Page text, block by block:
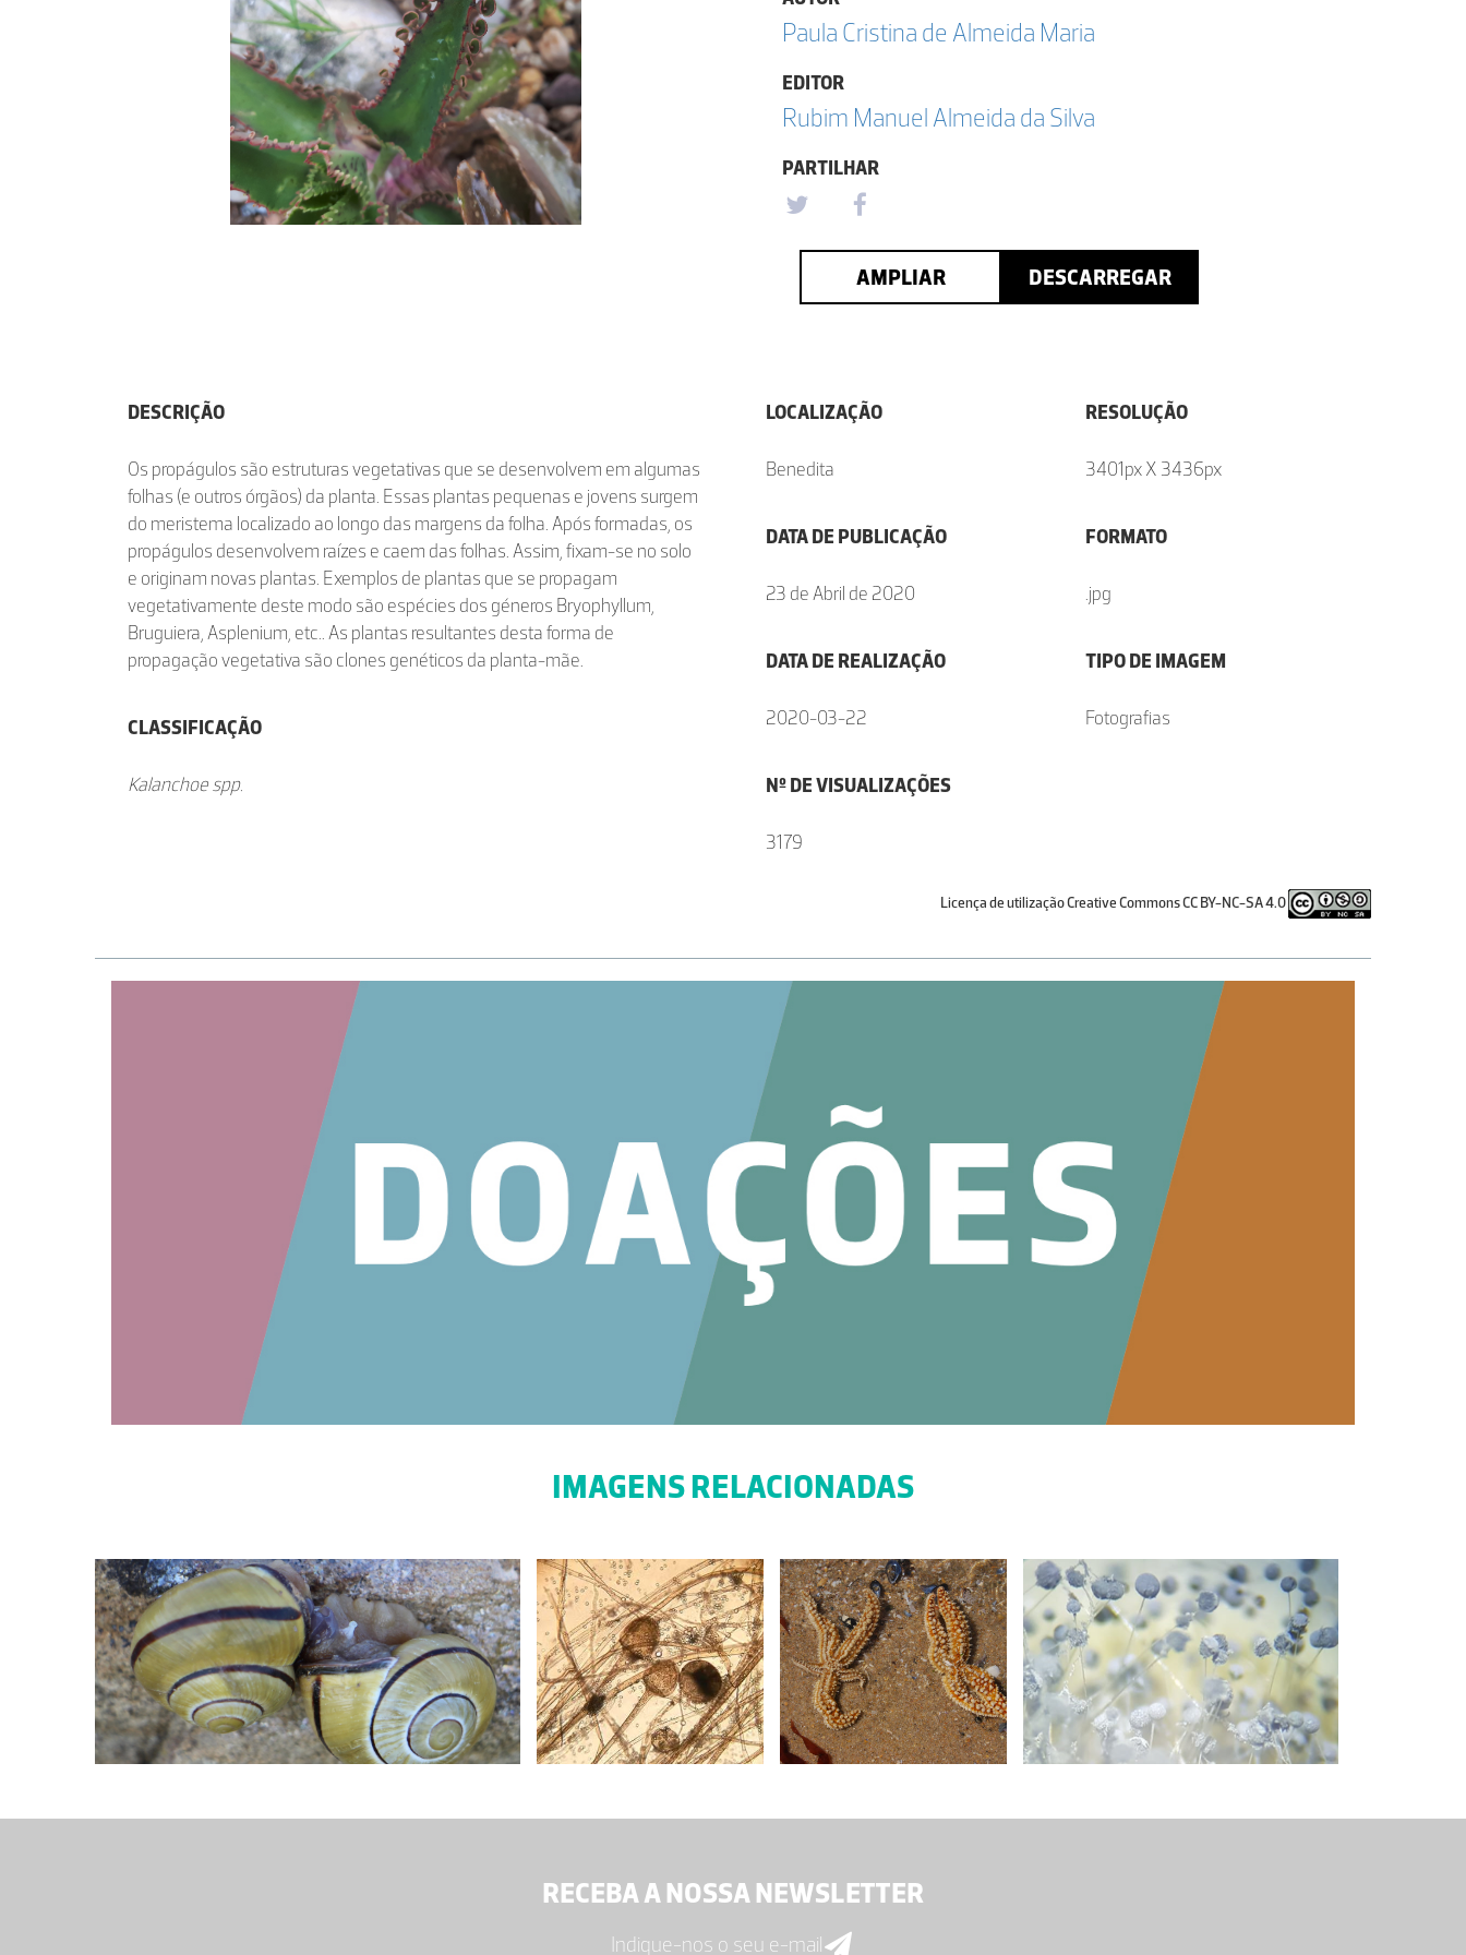
Paula Cristina de Almeida Maria
EDITOR
Rubim Manuel Almeida da Silva
PARTILHAR
AMPLIAR DESCARREGAR
DESCRIÇÃO
Os propágulos são estruturas vegetativas que se desenvolvem em algumas
folhas (e outros órgãos) da planta. Essas plantas pequenas e jovens surgem
do meristema localizado ao longo das margens da folha. Após formadas, os
propágulos desenvolvem raízes e caem das folhas. Assim, fixam-se no solo
e originam novas plantas. Exemplos de plantas que se propagam
vegetativamente deste modo são espécies dos géneros Bryophyllum,
Bruguiera, Asplenium, etc.. As plantas resultantes desta forma de
propagação vegetativa são clones genéticos da planta-mãe.
CLASSIFICAÇÃO
Kalanchoe spp.
LOCALIZAÇÃO
Benedita
DATA DE PUBLICAÇÃO
23 de Abril de 2020
DATA DE REALIZAÇÃO
2020-03-22
Nº DE VISUALIZAÇÕES
3179
RESOLUÇÃO
3401px X 3436px
FORMATO
.jpg
TIPO DE IMAGEM
Fotografias
Licença de utilização Creative Commons CC BY-NC-SA 4.0
IMAGENS RELACIONADAS
RECEBA A NOSSA NEWSLETTER